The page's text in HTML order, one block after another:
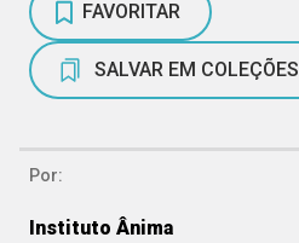
FAVORITAR
SALVAR EM COLEÇÕES
Por:
Instituto Ânima